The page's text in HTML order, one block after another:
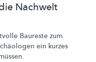
Nachwelt
Baureste zum
ein kurzes